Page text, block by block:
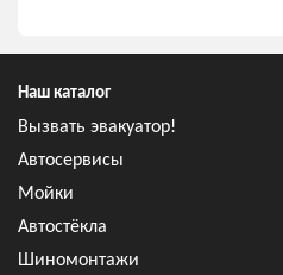
Наш каталог
Вызвать эвакуатор!
Автосервисы
Мойки
Автостёкла
Шиномонтажи